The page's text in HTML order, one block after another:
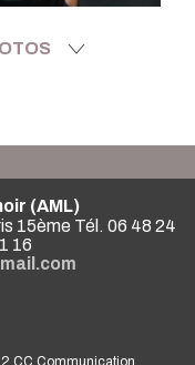
(AML)
15ème Tél. 06 48 24
16